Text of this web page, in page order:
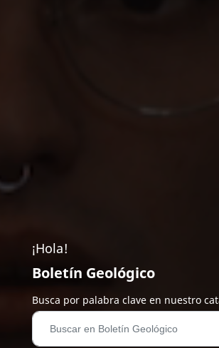
¡Hola!
Boletín Geológico
Busca por palabra clave en nuestro